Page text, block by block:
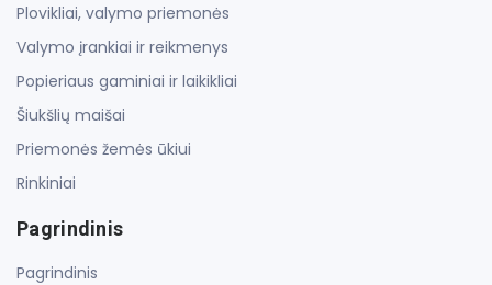
Plovikliai, valymo priemonės
Valymo įrankiai ir reikmenys
Popieriaus gaminiai ir laikikliai
Šiukšlių maišai
Priemonės žemės ūkiui
Rinkiniai
Pagrindinis
Pagrindinis